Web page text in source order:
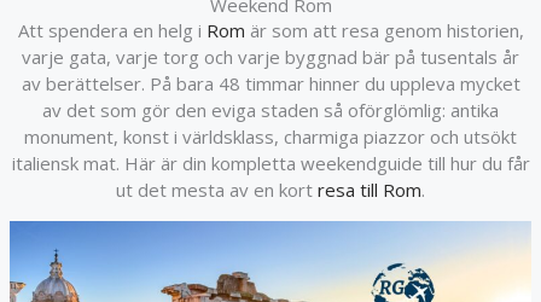
Weekend Rom
Att spendera en helg i Rom är som att resa genom historien,
varje gata, varje torg och varje byggnad bär på tusentals år
av berättelser. På bara 48 timmar hinner du uppleva mycket
av det som gör den eviga staden så oförglömlig: antika
monument, konst i världsklass, charmiga piazzor och utsökt
italiensk mat. Här är din kompletta weekendguide till hur du får
ut det mesta av en kort resa till Rom.